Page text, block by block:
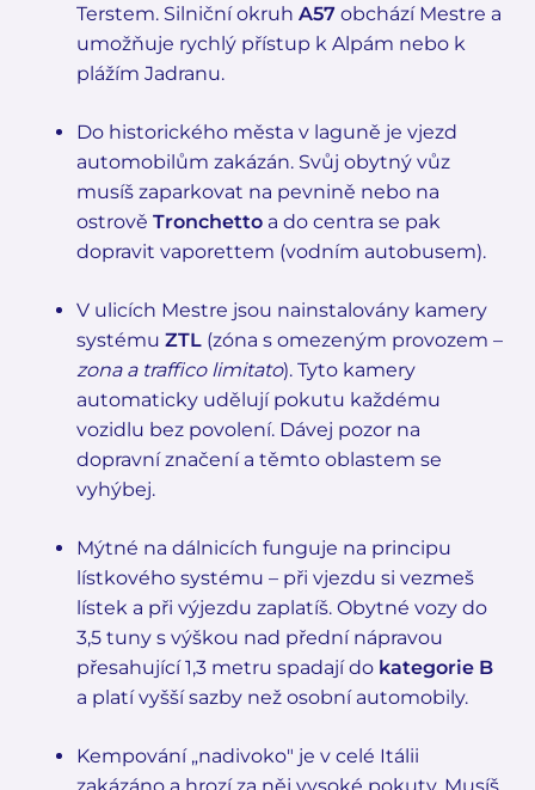
Terstem. Silniční okruh A57 obchází Mestre a
umožňuje rychlý přístup k Alpám nebo k
plážím Jadranu.
Do historického města v laguně je vjezd
automobilům zakázán. Svůj obytný vůz
musíš zaparkovat na pevnině nebo na
ostrově Tronchetto a do centra se pak
dopravit vaporettem (vodním autobusem).
V ulicích Mestre jsou nainstalovány kamery
systému ZTL (zóna s omezeným provozem –
zona a traffico limitato). Tyto kamery
automaticky udělují pokutu každému
vozidlu bez povolení. Dávej pozor na
dopravní značení a těmto oblastem se
vyhýbej.
Mýtné na dálnicích funguje na principu
lístkového systému – při vjezdu si vezmeš
lístek a při výjezdu zaplatíš. Obytné vozy do
3,5 tuny s výškou nad přední nápravou
přesahující 1,3 metru spadají do kategorie B
a platí vyšší sazby než osobní automobily.
Kempování „nadivoko" je v celé Itálii